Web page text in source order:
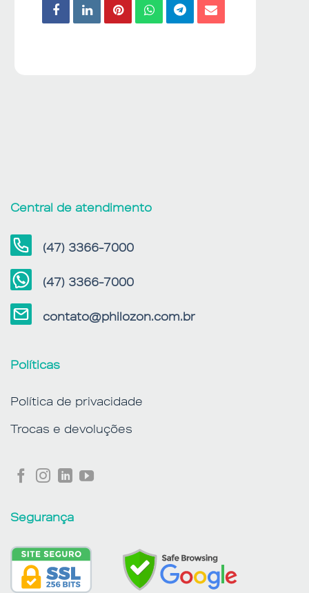
Central de atendimento
(47) 3366-7000
(47) 3366-7000
contato@philozon.com.br
Políticas
Política de privacidade
Trocas e devoluções
Segurança